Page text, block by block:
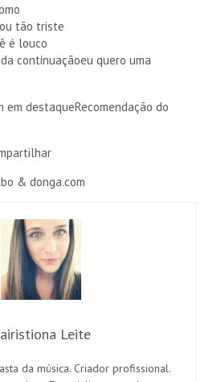
tão triste
é louco
continuaçãoeu quero uma
em destaqueRecomendação do
& donga.com
Leite
da música. Criador profissional.